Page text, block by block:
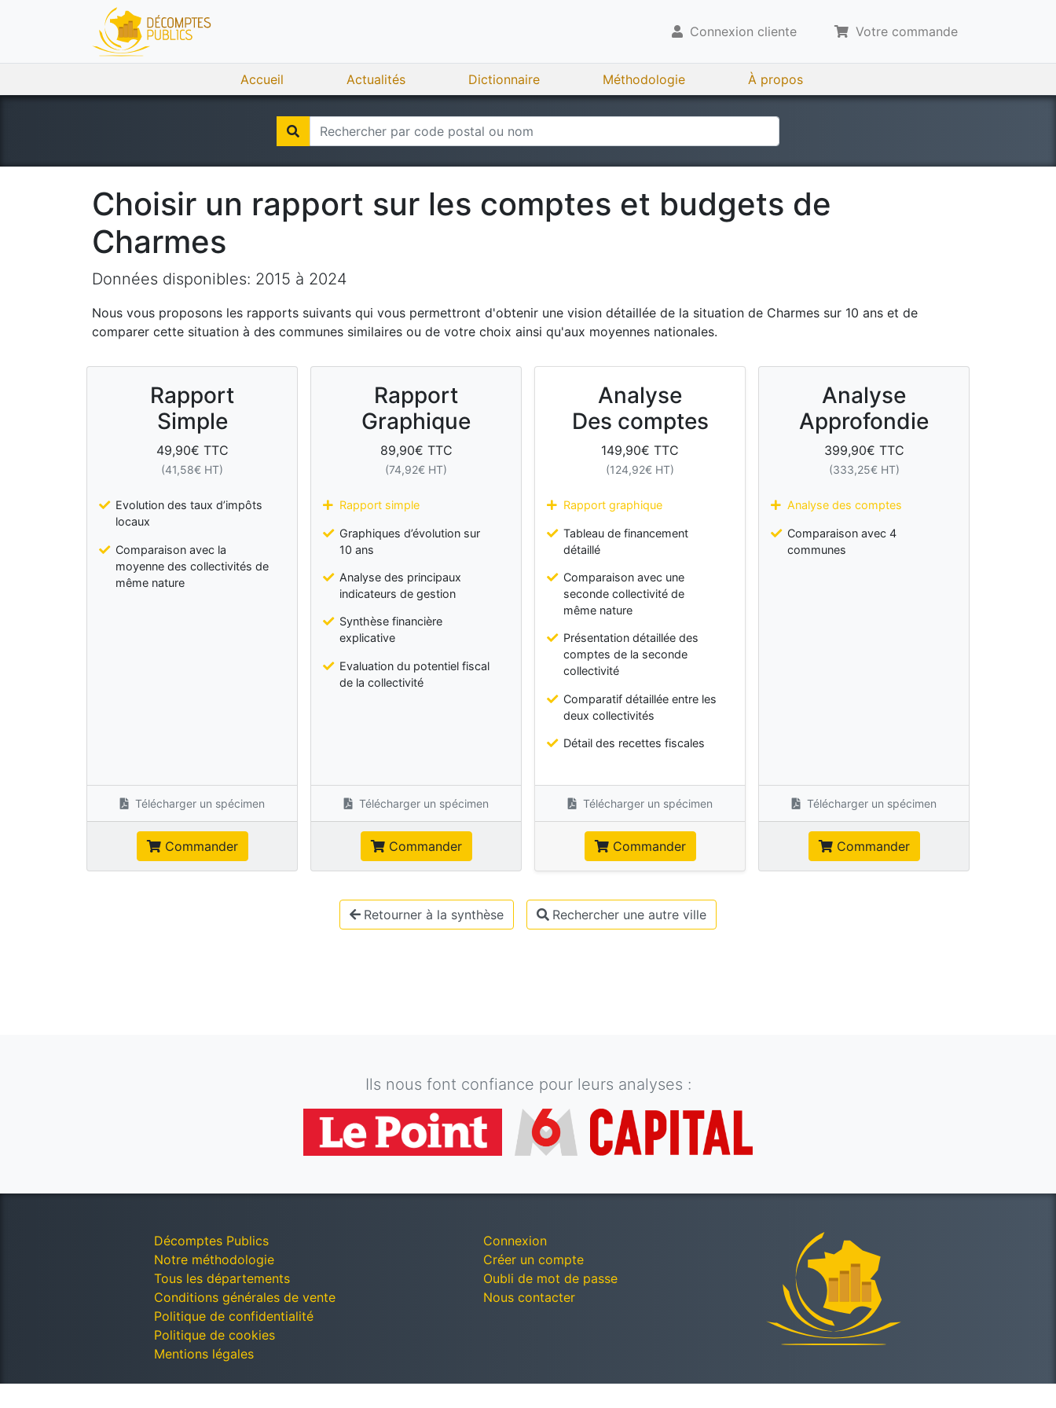
Connexion cliente Votre commande
Accueil Actualités Dictionnaire Méthodologie À propos
Choisir un rapport sur les comptes et budgets de
Charmes
Données disponibles: 2015 à 2024
Nous vous proposons les rapports suivants qui vous permettront d'obtenir une vision détaillée de la situation de Charmes sur 10 ans et de
comparer cette situation à des communes similaires ou de votre choix ainsi qu'aux moyennes nationales.
Rapport
Simple
49,90€ TTC
(41,58€ HT)
Evolution des taux d’impôts
locaux
Comparaison avec la
moyenne des collectivités de
même nature
Télécharger un spécimen
Commander
Rapport
Graphique
89,90€ TTC
(74,92€ HT)
Rapport simple
Graphiques d’évolution sur
10 ans
Analyse des principaux
indicateurs de gestion
Synthèse financière
explicative
Evaluation du potentiel fiscal
de la collectivité
Télécharger un spécimen
Commander
Analyse
Des comptes
149,90€ TTC
(124,92€ HT)
Rapport graphique
Tableau de financement
détaillé
Comparaison avec une
seconde collectivité de
même nature
Présentation détaillée des
comptes de la seconde
collectivité
Comparatif détaillée entre les
deux collectivités
Détail des recettes fiscales
Télécharger un spécimen
Commander
Analyse
Approfondie
399,90€ TTC
(333,25€ HT)
Analyse des comptes
Comparaison avec 4
communes
Télécharger un spécimen
Commander
Retourner à la synthèse Rechercher une autre ville
Ils nous font confiance pour leurs analyses :
Décomptes Publics
Notre méthodologie
Tous les départements
Conditions générales de vente
Politique de confidentialité
Politique de cookies
Mentions légales
Connexion
Créer un compte
Oubli de mot de passe
Nous contacter